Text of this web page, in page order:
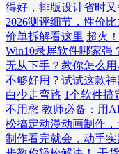
得好，排版设计省时又
2026测评细节，性价
价单拆解看这里 超火
Win10录屏软件哪家强
无从下手？教你怎么用
不够好用？试试这款神
白少走弯路 1个软件搞
不用愁 教师必备：用
松搞定动漫动画制作，
制作看完就会，动手实